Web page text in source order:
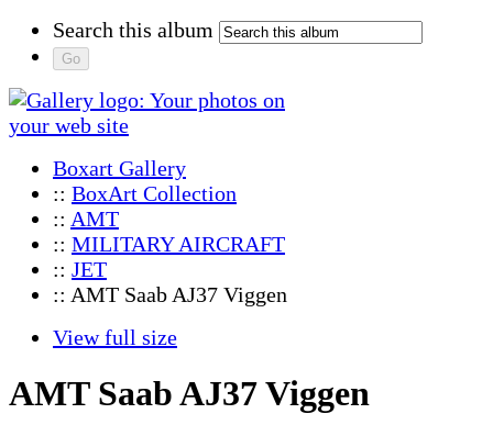
Search this album
Boxart Gallery
:: BoxArt Collection
:: AMT
:: MILITARY AIRCRAFT
:: JET
:: AMT Saab AJ37 Viggen
View full size
AMT Saab AJ37 Viggen